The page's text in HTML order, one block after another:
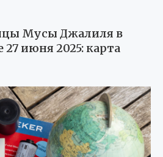
Мусы Джалиля в
июня 2025: карта